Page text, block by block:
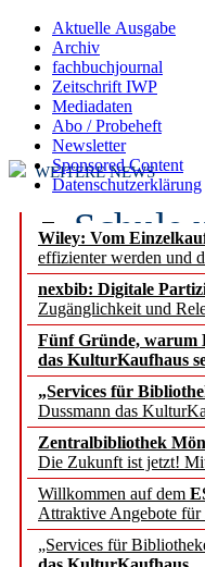
Aktuelle Ausgabe
Archiv
fachbuchjournal
Zeitschrift IWP
Mediadaten
Abo / Probeheft
Newsletter
Sponsored Content
Datenschutzerklärung
Wiley: Vom
effizienter werden und
nexbib: Digitale
Zugänglichkeit und
Fünf Gründe, warum
das KulturKaufhaus
„Services für
Dussmann das
Zentralbibliothek
Die Zukunft ist jetzt!
Willkommen auf dem
Attraktive Angebote
„Services für
WEITERE NEWS
Schule